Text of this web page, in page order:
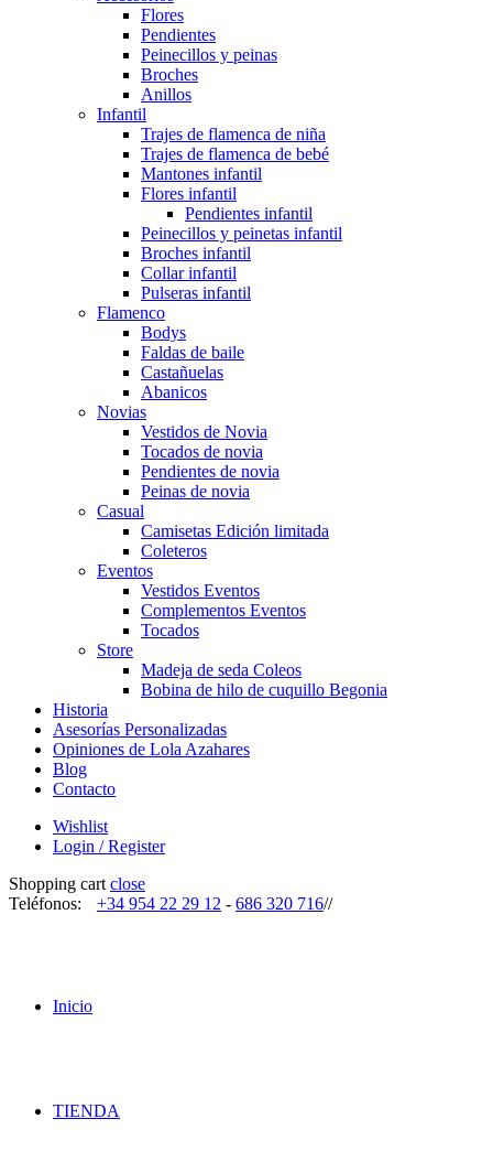
Flores
Pendientes
Peinecillos y peinas
Broches
Anillos
Infantil
Trajes de flamenca de niña
Trajes de flamenca de bebé
Mantones infantil
Flores infantil
Pendientes infantil
Peinecillos y peinetas infantil
Broches infantil
Collar infantil
Pulseras infantil
Flamenco
Bodys
Faldas de baile
Castañuelas
Abanicos
Novias
Vestidos de Novia
Tocados de novia
Pendientes de novia
Peinas de novia
Casual
Camisetas Edición limitada
Coleteros
Eventos
Vestidos Eventos
Complementos Eventos
Tocados
Store
Madeja de seda Coleos
Bobina de hilo de cuquillo Begonia
Historia
Asesorías Personalizadas
Opiniones de Lola Azahares
Blog
Contacto
Wishlist
Login / Register
Shopping cart close
Teléfonos:
+34 954 22 29 12 - 686 320 716//
Inicio
TIENDA